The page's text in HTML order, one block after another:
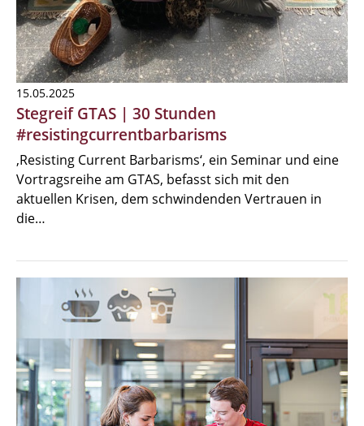
15.05.2025
Stegreif GTAS | 30 Stunden
#resistingcurrentbarbarisms
‚Resisting Current Barbarisms‘, ein Seminar und eine
Vortragsreihe am GTAS, befasst sich mit den
aktuellen Krisen, dem schwindenden Vertrauen in
die…